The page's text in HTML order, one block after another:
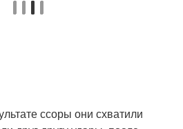
ссоры они схватили